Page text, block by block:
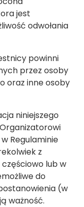
jest
odwołania
powinni
przez osoby
oraz inne osoby
niniejszego
Regulaminie
z
lub w
do
(w
ważność.